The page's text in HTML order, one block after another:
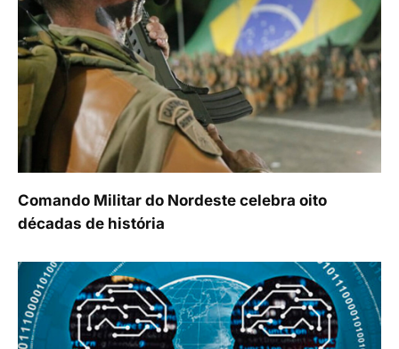
Comando Militar do Nordeste celebra oito
décadas de história